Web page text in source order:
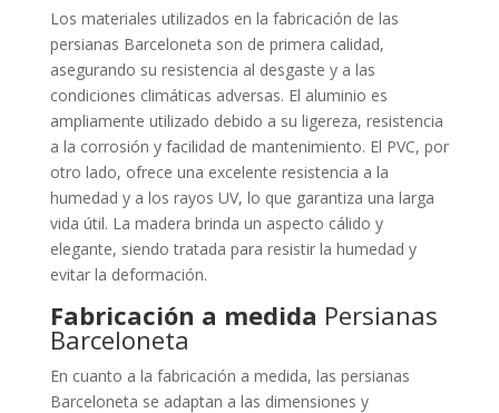
Los materiales utilizados en la fabricación de las
persianas Barceloneta son de primera calidad,
asegurando su resistencia al desgaste y a las
condiciones climáticas adversas. El aluminio es
ampliamente utilizado debido a su ligereza, resistencia
a la corrosión y facilidad de mantenimiento. El PVC, por
otro lado, ofrece una excelente resistencia a la
humedad y a los rayos UV, lo que garantiza una larga
vida útil. La madera brinda un aspecto cálido y
elegante, siendo tratada para resistir la humedad y
evitar la deformación.
Fabricación a medida Persianas
Barceloneta
En cuanto a la fabricación a medida, las persianas
Barceloneta se adaptan a las dimensiones y